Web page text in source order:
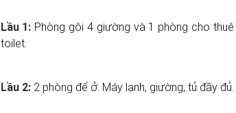
Lầu 1: Phòng gội 4 giường và 1 phòng cho
toilet.
Lầu 2:2 phòng để ở. Máy lạnh, giường, tủ đầy